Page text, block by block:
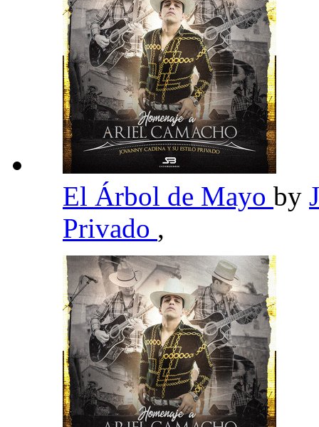
El Árbol de Mayo by
Privado ,